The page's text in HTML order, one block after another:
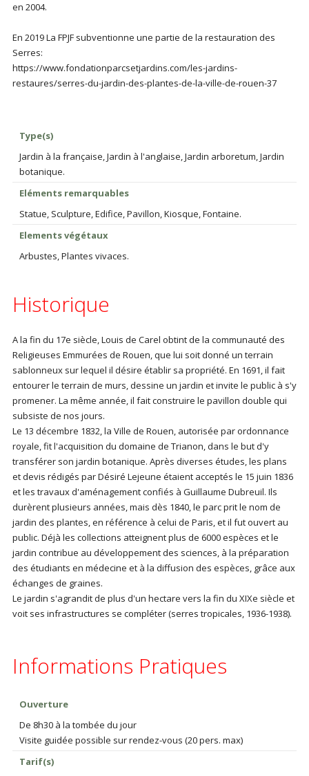
en 2004.
En 2019 La FPJF subventionne une partie de la restauration des
Serres:
https://www.fondationparcsetjardins.com/les-jardins-
restaures/serres-du-jardin-des-plantes-de-la-ville-de-rouen-37
Type(s)
Jardin à la française, Jardin à l'anglaise, Jardin arboretum, Jardin
botanique.
Eléments remarquables
Statue, Sculpture, Edifice, Pavillon, Kiosque, Fontaine.
Elements végétaux
Arbustes, Plantes vivaces.
Historique
A la fin du 17e siècle, Louis de Carel obtint de la communauté des
Religieuses Emmurées de Rouen, que lui soit donné un terrain
sablonneux sur lequel il désire établir sa propriété. En 1691, il fait
entourer le terrain de murs, dessine un jardin et invite le public à s'y
promener. La même année, il fait construire le pavillon double qui
subsiste de nos jours.
Le 13 décembre 1832, la Ville de Rouen, autorisée par ordonnance
royale, fit l'acquisition du domaine de Trianon, dans le but d'y
transférer son jardin botanique. Après diverses études, les plans
et devis rédigés par Désiré Lejeune étaient acceptés le 15 juin 1836
et les travaux d'aménagement confiés à Guillaume Dubreuil. Ils
durèrent plusieurs années, mais dès 1840, le parc prit le nom de
jardin des plantes, en référence à celui de Paris, et il fut ouvert au
public. Déjà les collections atteignent plus de 6000 espèces et le
jardin contribue au développement des sciences, à la préparation
des étudiants en médecine et à la diffusion des espèces, grâce aux
échanges de graines.
Le jardin s'agrandit de plus d'un hectare vers la fin du XIXe siècle et
voit ses infrastructures se compléter (serres tropicales, 1936-1938).
Informations Pratiques
Ouverture
De 8h30 à la tombée du jour
Visite guidée possible sur rendez-vous (20 pers. max)
Tarif(s)